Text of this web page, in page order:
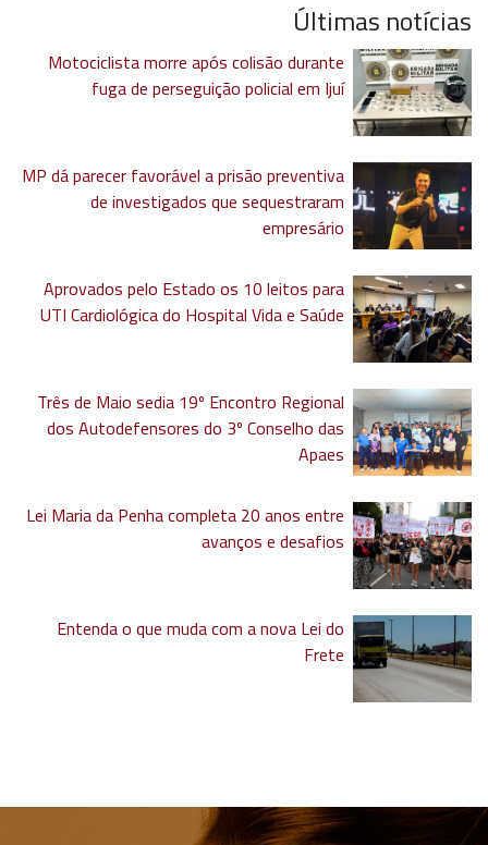
Últimas notícias
Motociclista morre após colisão durante
fuga de perseguição policial em Ijuí
MP dá parecer favorável a prisão preventiva
de investigados que sequestraram
empresário
Aprovados pelo Estado os 10 leitos para
UTI Cardiológica do Hospital Vida e Saúde
Três de Maio sedia 19º Encontro Regional
dos Autodefensores do 3º Conselho das
Apaes
Lei Maria da Penha completa 20 anos entre
avanços e desafios
Entenda o que muda com a nova Lei do
Frete